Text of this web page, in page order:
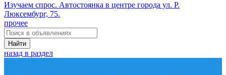
Изучаем спрос. Автостоянка в центре города ул. Р.
Люксембург, 75.
прочее
Найти
назад в раздел